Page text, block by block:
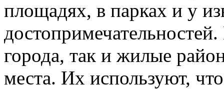
площадях, в парках и у
города, так и жилые
места. Их используют,